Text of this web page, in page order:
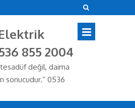
855 2004
değil, daima
sonucudur.” 0536